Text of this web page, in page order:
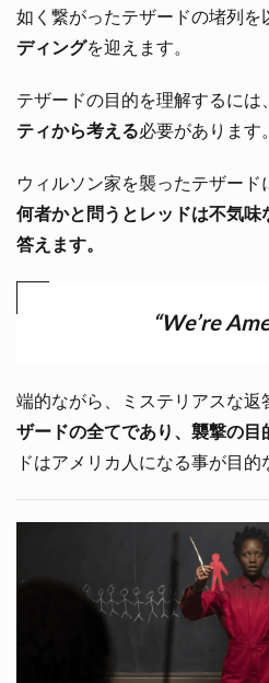
如く繋がったテザードの堵列を
ディングを迎えます。
テザードの目的を理解するには、
ティから考える必要があります。
ウィルソン家を襲ったテザード
何者かと問うとレッドは不気
答えます。
“We’re
端的ながら、ミステリアスな
ザードの全てであり、襲撃の目
ドはアメリカ人になる事が目的